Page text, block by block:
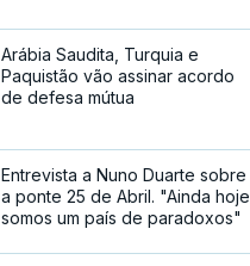
Arábia Saudita, Turquia e
Paquistão vão assinar acordo
de defesa mútua
Entrevista a Nuno Duarte sobre
a ponte 25 de Abril. "Ainda hoje
somos um país de paradoxos"